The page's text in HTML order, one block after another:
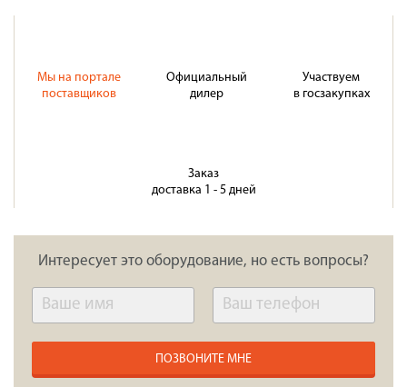
Мы на портале
поставщиков
Официальный
дилер
Участвуем
в госзакупках
Заказ
доставка 1 - 5 дней
Интересует это оборудование, но есть вопросы?
ПОЗВОНИТЕ МНЕ